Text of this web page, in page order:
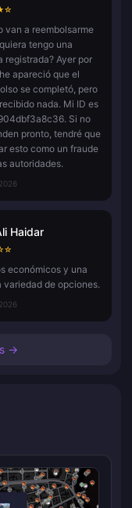
☆
van a reembolsarme
tengo una
registrada? Ayer por
apareció que el
se completó, pero
nada. Mi ID es
Si no
pronto, tendré que
esto como un fraude
autoridades.
Haidar
☆
económicos y una
variedad de opciones.
→